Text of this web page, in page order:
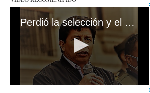
Perdió la selección y el gobierno perdió su mayor esperanza distractiva